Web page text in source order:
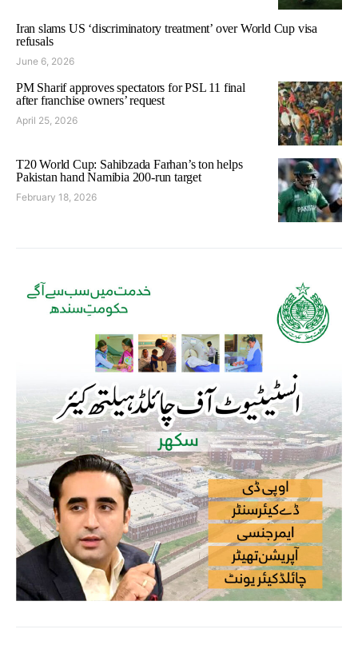
Iran slams US ‘discriminatory treatment’ over World Cup visa
refusals
June 6, 2026
PM Sharif approves spectators for PSL 11 final
after franchise owners’ request
April 25, 2026
T20 World Cup: Sahibzada Farhan’s ton helps
Pakistan hand Namibia 200-run target
February 18, 2026